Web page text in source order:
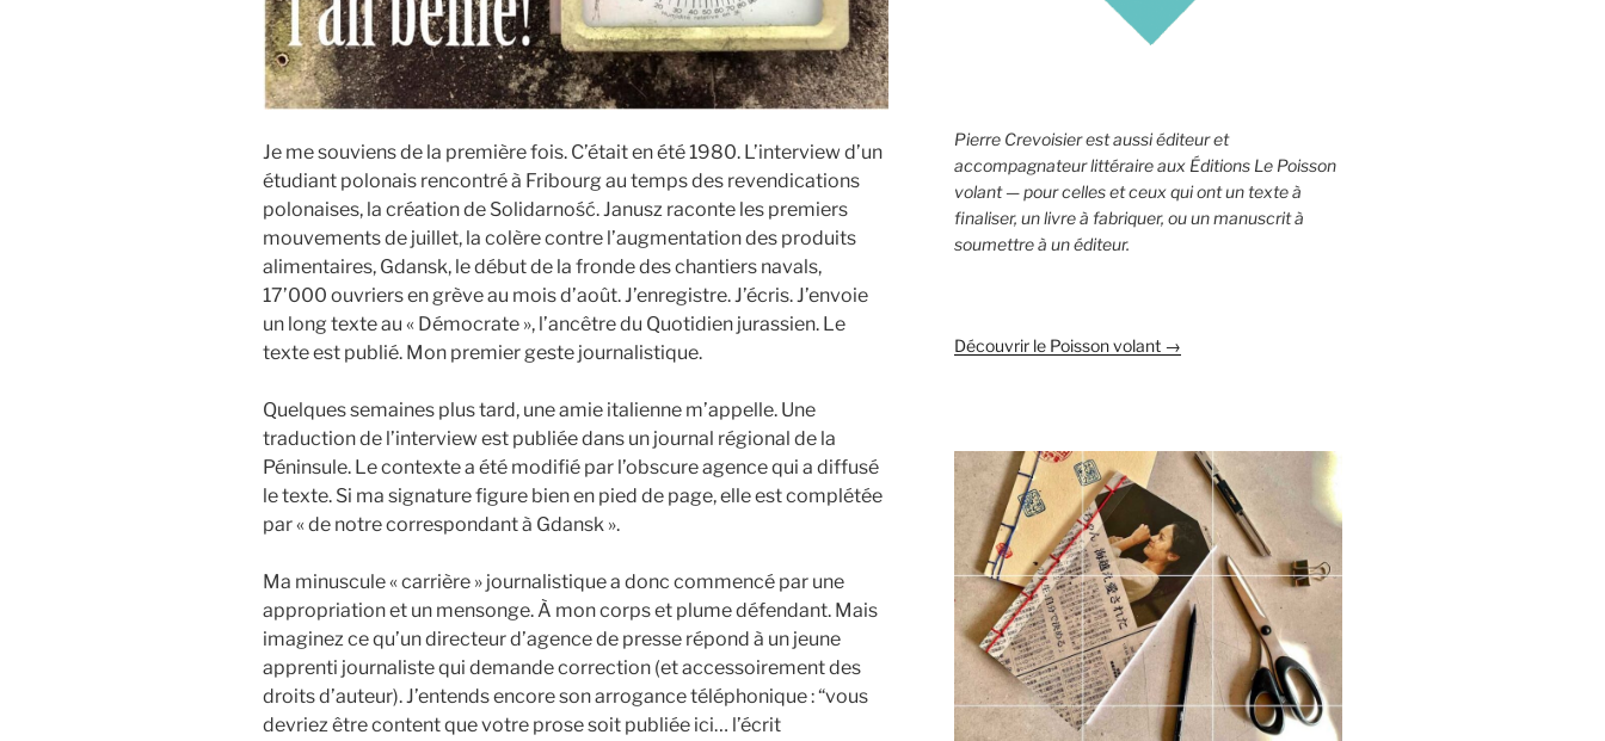
Je me souviens de la première fois. C’était en été 1980. L’interview d’un
étudiant polonais rencontré à Fribourg au temps des revendications
polonaises, la création de Solidarność. Janusz raconte les premiers
mouvements de juillet, la colère contre l’augmentation des produits
alimentaires, Gdansk, le début de la fronde des chantiers navals,
17’000 ouvriers en grève au mois d’août. J’enregistre. J’écris. J’envoie
un long texte au « Démocrate », l’ancêtre du Quotidien jurassien. Le
texte est publié. Mon premier geste journalistique.
Quelques semaines plus tard, une amie italienne m’appelle. Une
traduction de l’interview est publiée dans un journal régional de la
Péninsule. Le contexte a été modifié par l’obscure agence qui a diffusé
le texte. Si ma signature figure bien en pied de page, elle est complétée
par « de notre correspondant à Gdansk ».
Ma minuscule « carrière » journalistique a donc commencé par une
appropriation et un mensonge. À mon corps et plume défendant. Mais
imaginez ce qu’un directeur d’agence de presse répond à un jeune
apprenti journaliste qui demande correction (et accessoirement des
droits d’auteur). J’entends encore son arrogance téléphonique : “vous
devriez être content que votre prose soit publiée ici… l’écrit
Pierre Crevoisier est aussi éditeur et
accompagnateur littéraire aux Éditions Le Poisson
volant — pour celles et ceux qui ont un texte à
finaliser, un livre à fabriquer, ou un manuscrit à
soumettre à un éditeur.
Découvrir le Poisson volant →